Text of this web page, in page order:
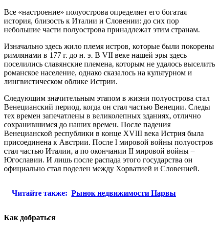
Все «настроение» полуострова определяет его богатая
история, близость к Италии и Словении: до сих пор
небольшие части полуострова принадлежат этим странам.
Изначально здесь жило племя истров, которые были покорены
римлянами в 177 г. до н. э. В VII веке нашей эры здесь
поселились славянские племена, которым не удалось выселить
романское население, однако сказалось на культурном и
лингвистическом облике Истрии.
Следующим значительным этапом в жизни полуострова стал
Венецианский период, когда он стал частью Венеции. Cледы
тех времен запечатлены в великолепных зданиях, отлично
сохранившимся до наших времен. После падения
Венецианской республики в конце XVIII века Истрия была
присоединена к Австрии. После I мировой войны полуостров
стал частью Италии, а по окончании II мировой войны –
Югославии. И лишь после распада этого государства он
официально стал поделен между Хорватией и Словенией.
Читайте также: Рынок недвижимости Нарвы
Как добраться